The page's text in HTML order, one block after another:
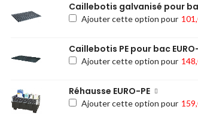
Caillebotis galvanisé pour
Ajouter cette option pour
Caillebotis PE pour bac
Ajouter cette option pour
Réhausse EURO-PE
Ajouter cette option pour